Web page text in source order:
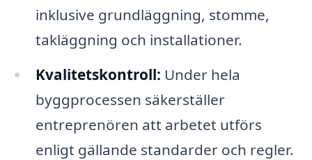
inklusive grundläggning, stomme,
takläggning och installationer.
Kvalitetskontroll: Under hela
byggprocessen säkerställer
entreprenören att arbetet utförs
enligt gällande standarder och regler.